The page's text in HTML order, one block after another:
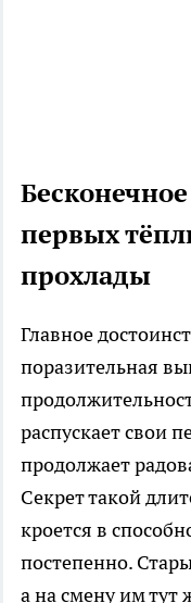
первых
прохлады
Главное
поразительная
распускает свои
продолжает
Секрет такой
кроется в
постепенно.
а на смену им тут